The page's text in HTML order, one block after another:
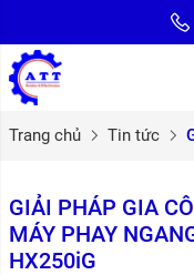
Trang chủ Tin tức
GIẢI PHÁP GIA
MÁY PHAY
HX250iG